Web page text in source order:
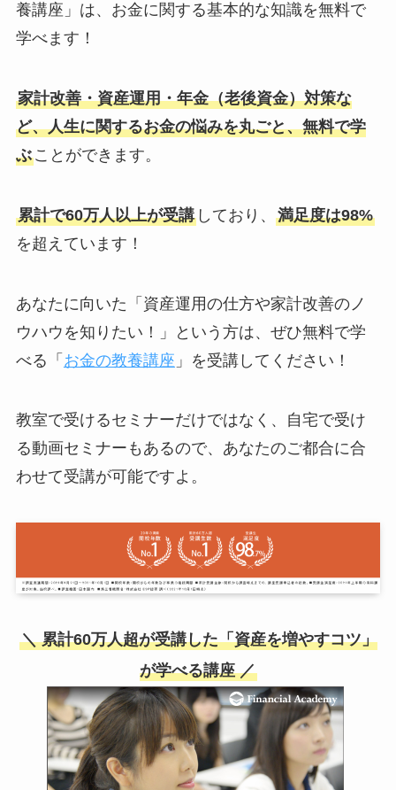
養講座」は、お金に関する基本的な知識を無料で
学べます！
家計改善・資産運用・年金（老後資金）対策な
ど、人生に関するお金の悩みを丸ごと、無料で学
ぶことができます。
累計で60万人以上が受講しており、 満足度は98%
を超えています！
あなたに向いた「資産運用の仕方や家計改善のノ
ウハウを知りたい！」という方は、ぜひ無料で学
べる「 お金の教養講座 」を受講してください！
教室で受けるセミナーだけではなく、自宅で受け
る動画セミナーもあるので、あなたのご都合に合
わせて受講が可能ですよ。
＼ 累計60万人超が受講した「資産を増やすコツ」
が学べる講座 ／